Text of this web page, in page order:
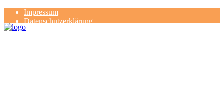
Impressum
Datenschutzerklärung
Kontakt